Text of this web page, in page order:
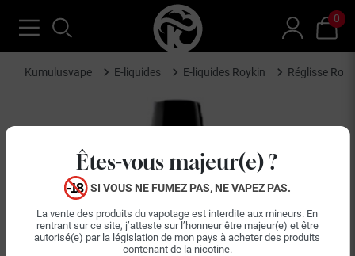
Êtes-vous majeur(e) ?
SI VOUS NE FUMEZ PAS, NE VAPEZ PAS.
La vente des produits du vapotage est interdite aux mineurs. En
rentrant sur ce site, j’atteste sur l’honneur être majeur(e) et être
autorisé(e) par la législation de mon pays à acheter des produits
contenant de la nicotine.
0
Kumulusvape E-liquides E-liquides Roykin Réglisse